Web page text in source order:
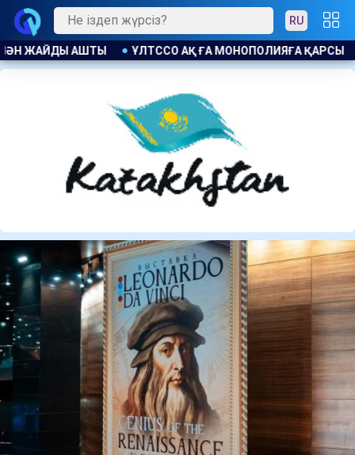
RU
ҚАРСЫ ЗАҢ БҰЗУШЫЛЫҚ ҮШІН ЕСКЕРТУ ЖАСАЛДЫ